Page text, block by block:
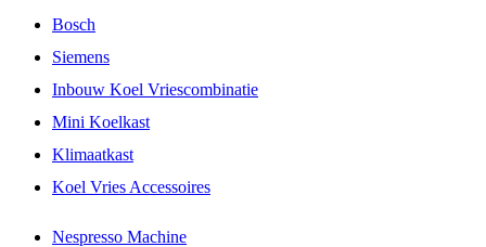
Bosch
Siemens
Inbouw Koel Vriescombinatie
Mini Koelkast
Klimaatkast
Koel Vries Accessoires
Nespresso Machine